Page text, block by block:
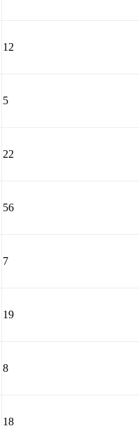
12
5
22
56
7
19
8
18